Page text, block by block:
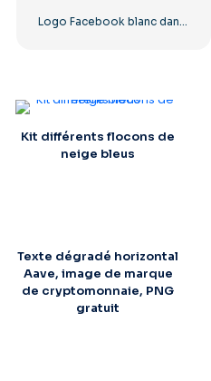
Kit différents flocons de
neige bleus
Texte dégradé horizontal
Aave, image de marque
de cryptomonnaie, PNG
gratuit